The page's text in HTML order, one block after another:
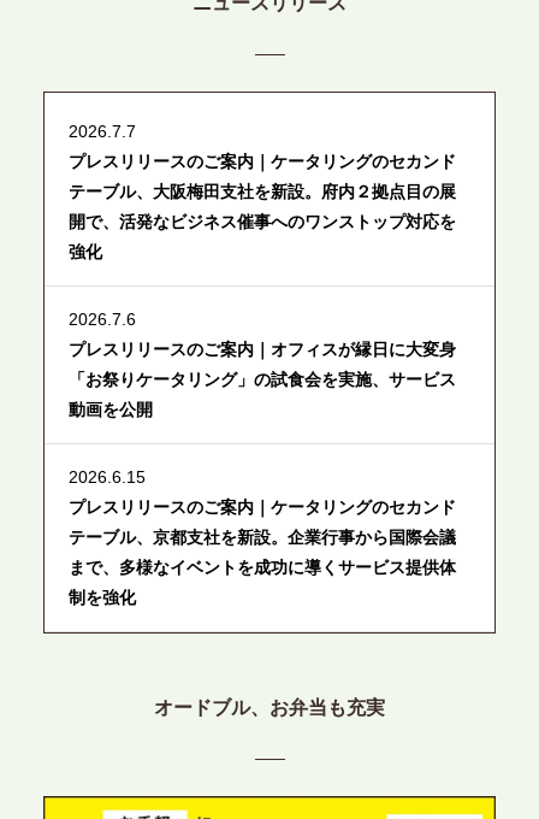
2026.7.7
プレスリリースのご案内｜ケータリングのセカンド
テーブル、大阪梅田支社を新設。府内２拠点目の展
開で、活発なビジネス催事へのワンストップ対応を
強化
2026.7.6
プレスリリースのご案内｜オフィスが縁日に大変身
「お祭りケータリング」の試食会を実施、サービス
動画を公開
2026.6.15
プレスリリースのご案内｜ケータリングのセカンド
テーブル、京都支社を新設。企業行事から国際会議
まで、多様なイベントを成功に導くサービス提供体
制を強化
プレスリリースのご案内｜ケータリングのセカンド
目の展開で、拡大する出張パーティー・ケータリン
オードブル、お弁当も充実